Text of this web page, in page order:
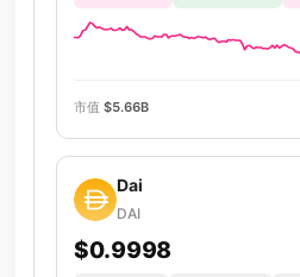
市值 $5.66B
Dai
DAI
$0.9998